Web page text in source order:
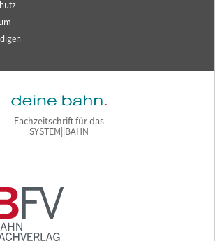
Fachzeitschrift für das
SYSTEM||BAHN